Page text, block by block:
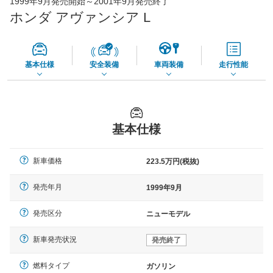
円
*当該価格は車種別の価格となります。
ホンダ アヴァンシア L
基本仕様 安全装備 車両装備 走行性能
基本仕様
新車価格 223.5万円(税抜)
発売年月 1999年9月
発売区分 ニューモデル
新車発売状況 発売終了
燃料タイプ ガソリン